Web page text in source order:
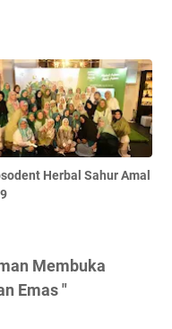
Herbal Sahur Amal
Membuka
Emas "